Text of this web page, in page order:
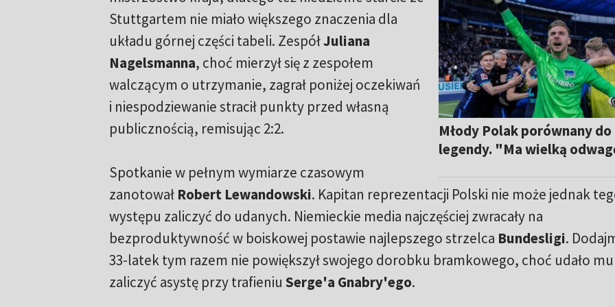
Młody Polak porównany do
legendy. "Ma wielką
Stuttgartem nie miało większego znaczenia dla
układu górnej części tabeli. ZespółJuliana
Nagelsmanna, choć mierzył się z zespołem
walczącym o utrzymanie, zagrał poniżej oczekiwań
i niespodziewanie stracił punkty przed własną
publicznością, remisując 2:2.
Spotkanie w pełnym wymiarze czasowym
zanotował Robert Lewandowski. Kapitan reprezentacji Polski nie może jednak
występu zaliczyć do udanych. Niemieckie media najczęściej zwracały na
bezproduktywność w boiskowej postawie najlepszego strzelca Bundesligi.
33-latek tym razem nie powiększył swojego dorobku bramkowego, choć udało mu
zaliczyć asystę przy trafieniu Serge'a Gnabry'ego.